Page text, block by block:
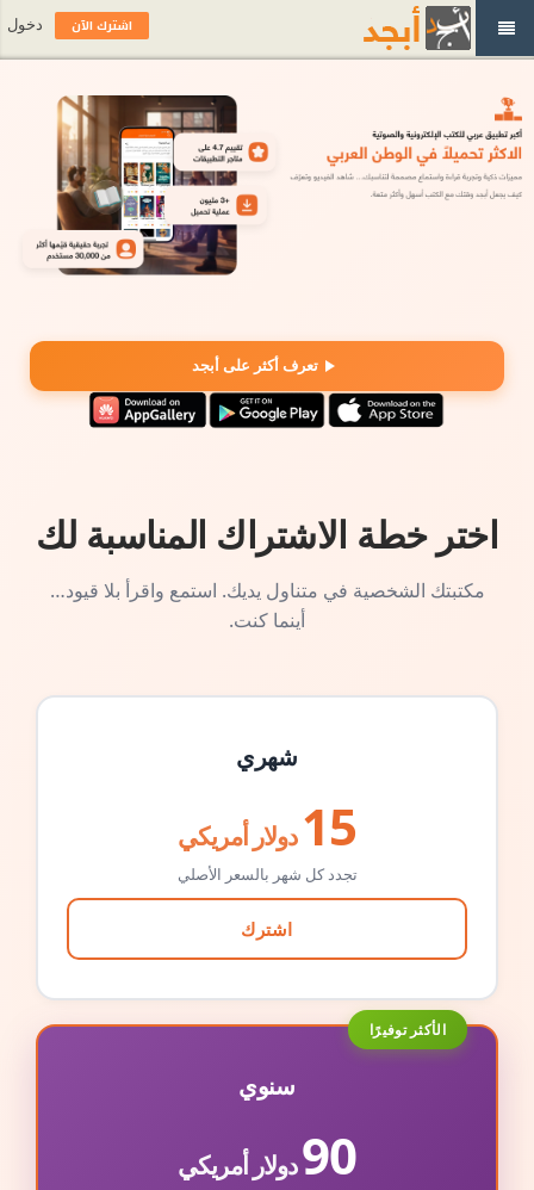
تعرف أكثر على أبجد
اختر خطة الاشتراك المناسبة لك
مكتبتك الشخصية في متناول يديك. استمع واقرأ بلا قيود…
أينما كنت.
شهري
15 دولار أمريكي
تجدد كل شهر بالسعر الأصلي
اشترك
الأكثر توفيرًا
سنوي
90دولار أمريكي
اشترك الآن دخول